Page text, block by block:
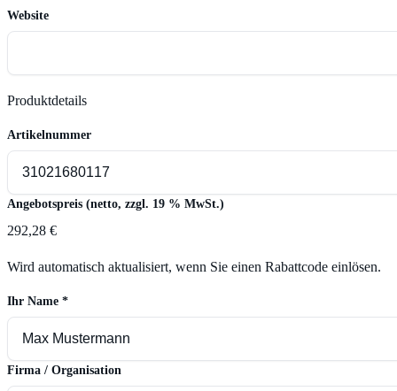
Website
Produktdetails
Artikelnummer
Angebotspreis (netto, zzgl. 19 % MwSt.)
292,28 €
Wird automatisch aktualisiert, wenn Sie einen Rabattcode einlösen.
Ihr Name *
Firma / Organisation